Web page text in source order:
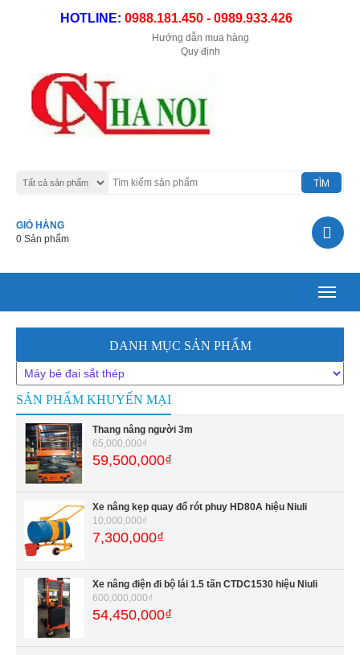
HOTLINE: 0988.181.450 - 0989.933.426
Hướng dẫn mua hàng
Quy định
GIỎ HÀNG
0 Sản phẩm
Toggle
DANH MỤC SẢN PHẨM
SẢN PHẨM KHUYẾN MẠI
Thang nâng người 3m
65,000,000₫
59,500,000₫
Xe nâng kẹp quay đổ rót phuy HD80A hiệu Niuli
10,000,000₫
7,300,000₫
Xe nâng điện đi bộ lái 1.5 tấn CTDC1530 hiệu Niuli
600,000,000₫
54,450,000₫